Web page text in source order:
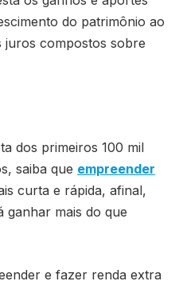
do patrimônio ao
compostos sobre
dos primeiros 100 mil
saiba que empreender
curta e rápida, afinal,
ganhar mais do que
e fazer renda extra